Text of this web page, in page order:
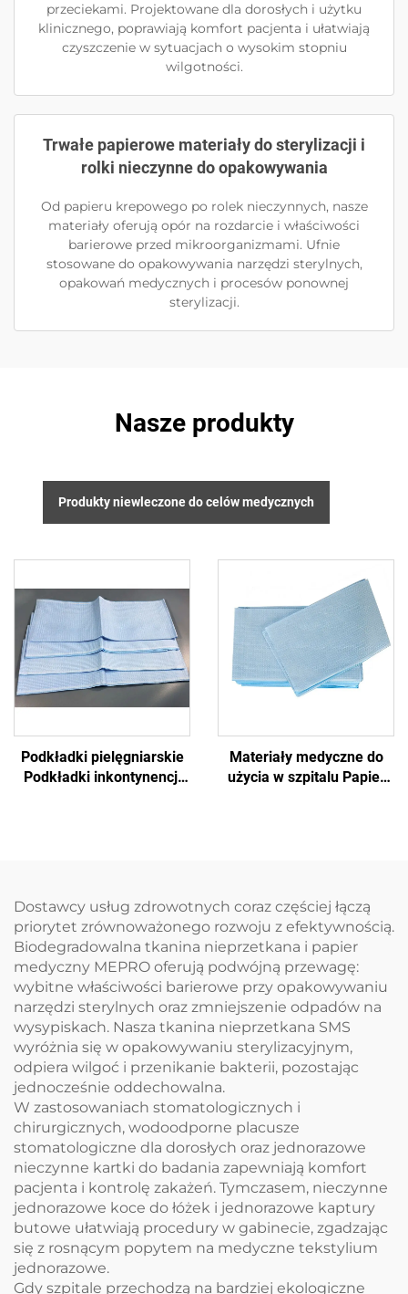
przeciekami. Projektowane dla dorosłych i użytku
klinicznego, poprawiają komfort pacjenta i ułatwiają
czyszczenie w sytuacjach o wysokim stopniu
wilgotności.
Trwałe papierowe materiały do sterylizacji i
rolki nieczynne do opakowywania
Od papieru krepowego po rolek nieczynnych, nasze
materiały oferują opór na rozdarcie i właściwości
barierowe przed mikroorganizmami. Ufnie
stosowane do opakowywania narzędzi sterylnych,
opakowań medycznych i procesów ponownej
sterylizacji.
Nasze produkty
Produkty niewleczone do celów medycznych
Podkładki pielęgniarskie
Podkładki inkontynencji
Materiały medyczne do
użycia w szpitalu Papier
Dostawcy usług zdrowotnych coraz częściej łączą
priorytet zrównoważonego rozwoju z efektywnością.
Biodegradowalna tkanina nieprzetkana i papier
medyczny MEPRO oferują podwójną przewagę:
wybitne właściwości barierowe przy opakowywaniu
narzędzi sterylnych oraz zmniejszenie odpadów na
wysypiskach. Nasza tkanina nieprzetkana SMS
wyróżnia się w opakowywaniu sterylizacyjnym,
odpiera wilgoć i przenikanie bakterii, pozostając
jednocześnie oddechowalna.
W zastosowaniach stomatologicznych i
chirurgicznych, wodoodporne placusze
stomatologiczne dla dorosłych oraz jednorazowe
nieczynne kartki do badania zapewniają komfort
pacjenta i kontrolę zakażeń. Tymczasem, nieczynne
jednorazowe koce do łóżek i jednorazowe kaptury
butowe ułatwiają procedury w gabinecie, zgadzając
się z rosnącym popytem na medyczne tekstylium
jednorazowe.
Gdy szpitale przechodzą na bardziej ekologiczne